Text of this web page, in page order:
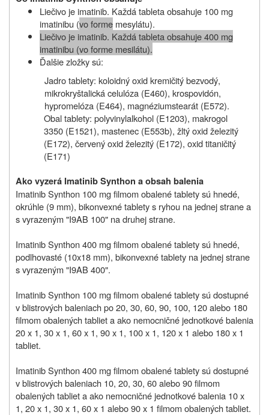
Liečivo je imatinib. Každá tableta obsahuje 100 mg
imatinibu (vo forme mesylátu).
Liečivo je imatinib. Každá tableta obsahuje 400 mg
imatinibu (vo forme mesilátu).
Ďalšie zložky sú:
Jadro tablety: koloidný oxid kremičitý bezvodý,
mikrokryštalická celulóza (E460), krospovidón,
hypromelóza (E464), magnéziumstearát (E572).
Obal tablety: polyvinylalkohol (E1203), makrogol
3350 (E1521), mastenec (E553b), žltý oxid železitý
(E172), červený oxid železitý (E172), oxid titaničitý
(E171)
Ako vyzerá Imatinib Synthon a obsah balenia
Imatinib Synthon 100 mg filmom obalené tablety sú hnedé,
okrúhle (9 mm), bikonvexné tablety s ryhou na jednej strane a
s vyrazeným "I9AB 100" na druhej strane.
Imatinib Synthon 400 mg filmom obalené tablety sú hnedé,
podlhovasté (10x18 mm), bikonvexné tablety na jednej strane
s vyrazeným "I9AB 400".
Imatinib Synthon 100 mg filmom obalené tablety sú dostupné
v blistrových baleniach po 20, 30, 60, 90, 100, 120 alebo 180
filmom obalených tabliet a ako nemocničné jednotkové balenia
20 x 1, 30 x 1, 60 x 1, 90 x 1, 100 x 1, 120 x 1 alebo 180 x 1
tabliet.
Imatinib Synthon 400 mg filmom obalené tablety sú dostupné
v blistrových baleniach 10, 20, 30, 60 alebo 90 filmom
obalených tabliet a ako nemocničné jednotkové balenia 10 x
1, 20 x 1, 30 x 1, 60 x 1 alebo 90 x 1 filmom obalených tabliet.